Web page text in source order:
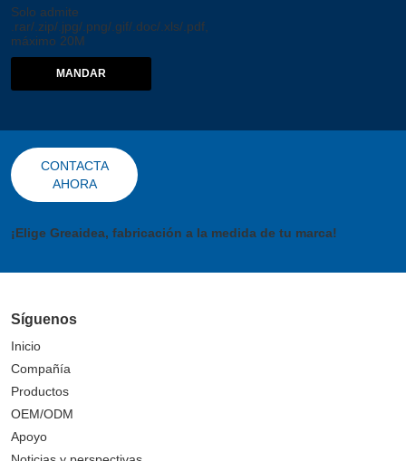
Solo admite
.rar/.zip/.jpg/.png/.gif/.doc/.xls/.pdf,
máximo 20M
MANDAR
CONTACTA
AHORA
¡Elige Greaidea, fabricación a la medida de tu marca!
Síguenos
Inicio
Compañía
Productos
OEM/ODM
Apoyo